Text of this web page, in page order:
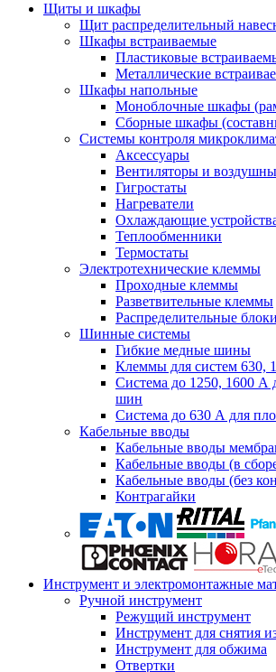
Щиты и шкафы
Щит распределительный
Шкафы встраиваемые
Пластиковые
Металлические
Шкафы напольные
Моноблочные шкафы
Сборные шкафы
Системы контроля
Аксессуары
Вентиляторы и
Гигростаты
Нагреватели
Охлаждающие
Теплообменники
Термостаты
Электротехнические клеммы
Проходные клеммы
Разветвительные клеммы
Распределительные блоки
Шинные системы
Гибкие медные шины
Клеммы для систем 630,
Система до 1250, 1600 А
шин
Система до 630 А для
Кабельные вводы
Кабельные вводы
Кабельные вводы (в
Кабельные вводы (без
Контрагайки
Инструмент и электромонтажные
Ручной инструмент
Режущий инструмент
Инструмент для снятия
Инструмент для обжима
Отвертки